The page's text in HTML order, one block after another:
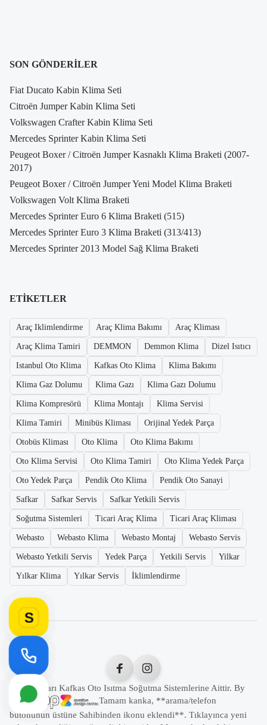
SON GÖNDERILER
Fiat Ducato Kabin Klima Seti
Citroën Jumper Kabin Klima Seti
Volkswagen Crafter Kabin Klima Seti
Mercedes Sprinter Kabin Klima Seti
Peugeot Boxer / Citroën Jumper Kasnaklı Klima Braketi (2007-
2017)
Peugeot Boxer / Citroën Jumper Yeni Model Klima Braketi
Volkswagen Volt Klima Braketi
Mercedes Sprinter Euro 6 Klima Braketi (515)
Mercedes Sprinter Euro 3 Klima Braketi (313/413)
Mercedes Sprinter 2013 Model Sağ Klima Braketi
ETIKETLER
Araç Iklimlendirme Araç Klima Bakımı Araç Kliması
Araç Klima Tamiri DEMMON Demmon Klima Dizel Isıtıcı
Istanbul Oto Klima Kafkas Oto Klima Klima Bakımı
Klima Gaz Dolumu Klima Gazı Klima Gazı Dolumu
Klima Kompresörü Klima Montajı Klima Servisi
Klima Tamiri Minibüs Kliması Orijinal Yedek Parça
Otobüs Kliması Oto Klima Oto Klima Bakımı
Oto Klima Servisi Oto Klima Tamiri Oto Klima Yedek Parça
Oto Yedek Parça Pendik Oto Klima Pendik Oto Sanayi
Safkar Safkar Servis Safkar Yetkili Servis
Soğutma Sistemleri Ticari Araç Klima Ticari Araç Kliması
Webasto Webasto Klima Webasto Montaj Webasto Servis
Webasto Yetkili Servis Yedek Parça Yetkili Servis Yilkar
Yılkar Klima Yılkar Servis İklimlendirme
Tüm Hakları Kafkas Oto Isıtma Soğutma Sistemlerine Aittir. By
Tamam kanka, **arama/telefon
butonunun üstüne Sahibinden ikonu eklendi**. Tıklayınca yeni
S